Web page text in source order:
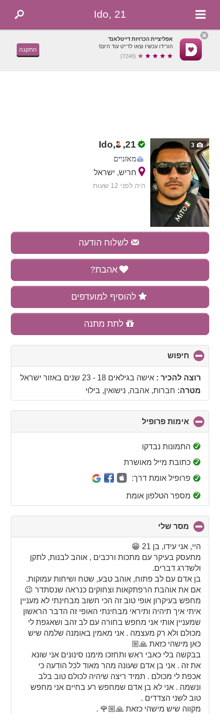
Ido, 21
אפליציית הכרויות דייטלאנד
הורידו עכשיו וצאו לדייט עוד היום!
(7248)
התקנה
3
Ido, ,21
מאזניים
חריש, ישראל
היה לפני 12 שעות
לשלוח הודעה
אהבת?
להוסיף למועדפים
לתת מתנה
חיפוש
to
collapseרוצה להכיר :אישה בגילאים 18 - 23 שנים באזור ישראל
מטרה: חברות, אהבה, נישואין, בילוי
אימות פרופיל
to
התמונות נבדקו
כתובת מייל מאושרת
פרופיל אומת דרך:
מספר הטלפון אומת
מסר שלי
to
collapse
contents
היי, אני עידו, בן 21 😁
מתעסק בעיקר עם מתכות ורכבים , אוהב לבנות, לתקן
ולשדרג דברים.
בן אדם עם לב פתוח, אוהב טבע, שטח ושיחות עמוקות.
אם את אוהבת הרפתקאות וצחוקים כנראה שנסתדר 😉
מחפש בעיקרון אופי טוב זה הכי חשוב מבחינתי לא מעניין
איתי איך תיהיה ותיראי מבחינתי האופי זה הדבר הראשון
שמעניין אותי אני מחפש בחורה עם לב זהב ושאגפת לי
מכולם ולא רק מעצמה . אני מאמין באומנה שלמה שיש
כאן מישהי כזאת 🙏🏼
בבקשה בלי כאבי ראש ותחזכו מימנו סינונים אני שונא
את זה . אני בן אדם שעונה מהר מאוד לכל הודעה כי
אכפת לי מכולם . תמיד ריצה שיהיה לכולם טוב בלב
ונשמה . אני לא בן אדם שמחפש רע בחיים אני מחפש
טוב לשני הצדדים .
מקווה שיש מישהי כזאת 🙏🏼🌹 .